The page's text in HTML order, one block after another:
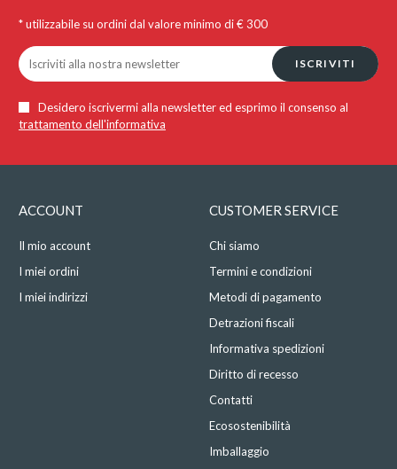
* utilizzabile su ordini dal valore minimo di € 300
ISCRIVITI
Desidero iscrivermi alla newsletter ed esprimo il consenso al
trattamento dell'informativa
ACCOUNT
Il mio account
I miei ordini
I miei indirizzi
CUSTOMER SERVICE
Chi siamo
Termini e condizioni
Metodi di pagamento
Detrazioni fiscali
Informativa spedizioni
Diritto di recesso
Contatti
Ecosostenibilità
Imballaggio